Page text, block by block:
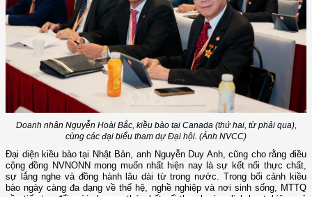
Doanh nhân Nguyễn Hoài Bắc, kiều bào tại Canada (thứ hai, từ phải qua),
cùng các đại biểu tham dự Đại hội. (Ảnh NVCC)
Đại diện kiều bào tại Nhật Bản, anh Nguyễn Duy Anh, cũng cho rằng điều
cộng đồng NVNONN mong muốn nhất hiện nay là sự kết nối thực chất,
sự lắng nghe và đồng hành lâu dài từ trong nước. Trong bối cảnh kiều
bào ngày càng đa dạng về thế hệ, nghề nghiệp và nơi sinh sống, MTTQ